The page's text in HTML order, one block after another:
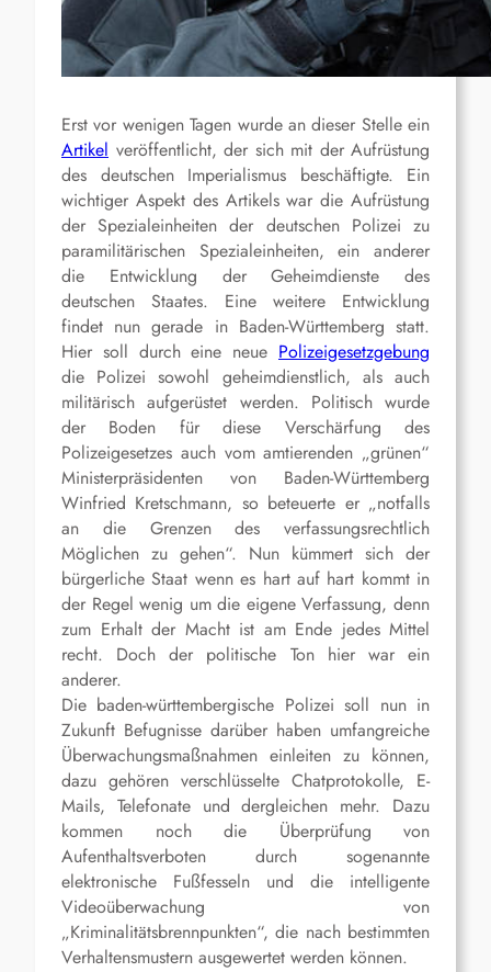
Erst vor wenigen Tagen wurde an dieser Stelle ein
Artikel veröffentlicht, der sich mit der Aufrüstung
des deutschen Imperialismus beschäftigte. Ein
wichtiger Aspekt des Artikels war die Aufrüstung
der Spezialeinheiten der deutschen Polizei zu
paramilitärischen Spezialeinheiten, ein anderer
die Entwicklung der Geheimdienste des
deutschen Staates. Eine weitere Entwicklung
findet nun gerade in Baden-Württemberg statt.
Hier soll durch eine neue Polizeigesetzgebung
die Polizei sowohl geheimdienstlich, als auch
militärisch aufgerüstet werden. Politisch wurde
der Boden für diese Verschärfung des
Polizeigesetzes auch vom amtierenden „grünen“
Ministerpräsidenten von Baden-Württemberg
Winfried Kretschmann, so beteuerte er „notfalls
an die Grenzen des verfassungsrechtlich
Möglichen zu gehen“. Nun kümmert sich der
bürgerliche Staat wenn es hart auf hart kommt in
der Regel wenig um die eigene Verfassung, denn
zum Erhalt der Macht ist am Ende jedes Mittel
recht. Doch der politische Ton hier war ein
anderer.
Die baden-württembergische Polizei soll nun in
Zukunft Befugnisse darüber haben umfangreiche
Überwachungsmaßnahmen einleiten zu können,
dazu gehören verschlüsselte Chatprotokolle, E-
Mails, Telefonate und dergleichen mehr. Dazu
kommen noch die Überprüfung von
Aufenthaltsverboten durch sogenannte
elektronische Fußfesseln und die intelligente
Videoüberwachung von
„Kriminalitätsbrennpunkten“, die nach bestimmten
Verhaltensmustern ausgewertet werden können.